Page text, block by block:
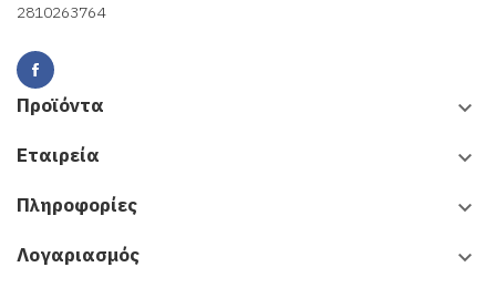
2810263764
Προϊόντα keyboard_arrow_down
Εταιρεία keyboard_arrow_down
Πληροφορίες keyboard_arrow_down
Λογαριασμός keyboard_arrow_down